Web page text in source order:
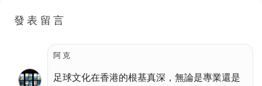
發表留言
阿克
足球文化在香港的根基真深，無論是專業還是